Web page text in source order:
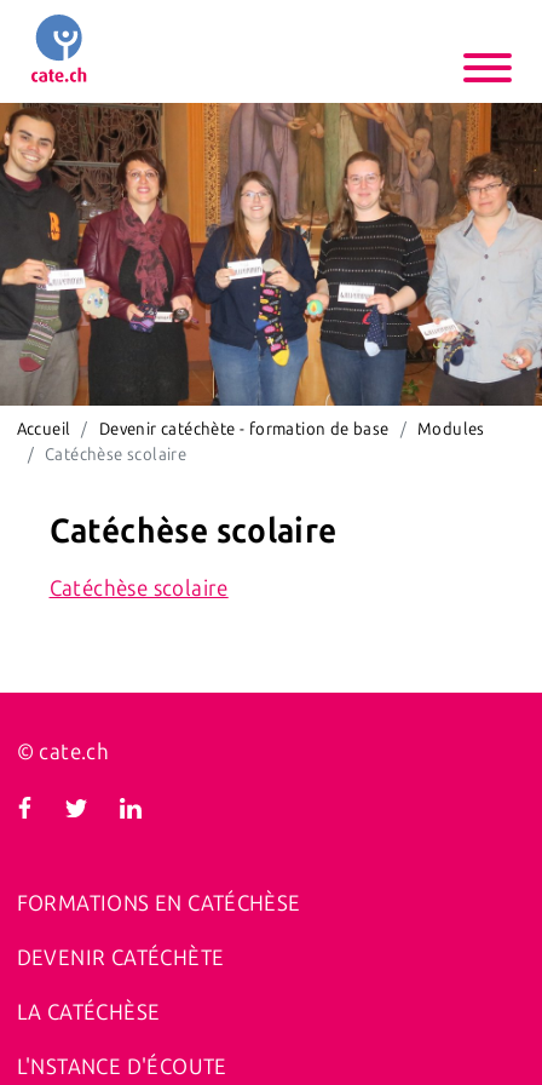
Accueil Devenir catéchète - formation de base
Modules
Catéchèse scolaire
Catéchèse scolaire
Catéchèse scolaire
© cate.ch
FORMATIONS EN CATÉCHÈSE
DEVENIR CATÉCHÈTE
LA CATÉCHÈSE
L'NSTANCE D'ÉCOUTE